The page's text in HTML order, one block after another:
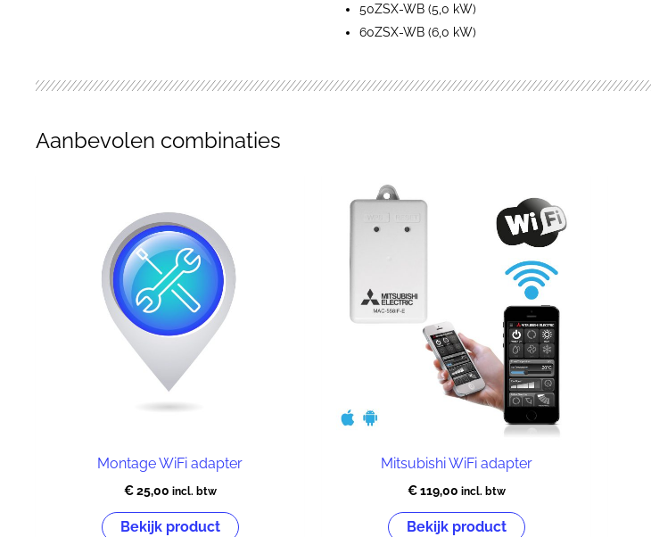
50ZSX-WB (5,0 kW)
60ZSX-WB (6,0 kW)
Aanbevolen combinaties
Montage WiFi adapter
€25,00 incl. btw
Bekijk product
Mitsubishi WiFi adapter
€119,00 incl. btw
Bekijk product